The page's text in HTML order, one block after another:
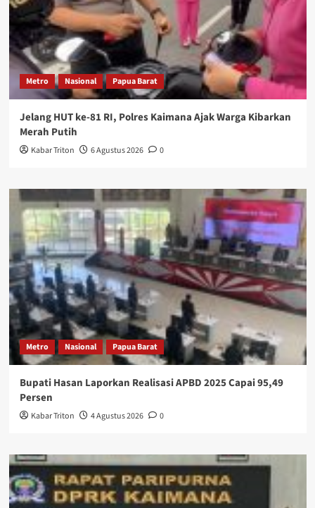
Metro Nasional Papua Barat
Jelang HUT ke-81 RI, Polres Kaimana Ajak Warga Kibarkan
Merah Putih
Kabar Triton 6 Agustus 2026 0
Metro Nasional Papua Barat
Bupati Hasan Laporkan Realisasi APBD 2025 Capai 95,49
Persen
Kabar Triton 4 Agustus 2026 0